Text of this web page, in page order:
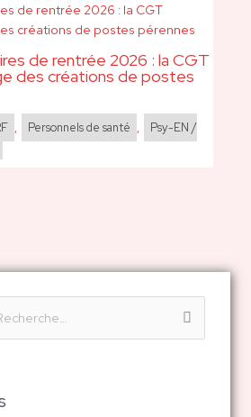
de rentrée 2026 : la CGT
des créations de postes
, Personnels de santé ,
Psy-EN /